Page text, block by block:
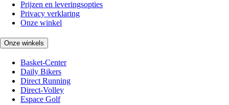
Prijzen en leveringsopties
Privacy verklaring
Onze winkel
Onze winkels
Basket-Center
Daily Bikers
Direct Running
Direct-Volley
Espace Golf